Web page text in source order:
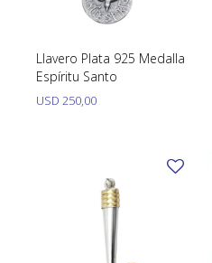
Llavero Plata 925 Medalla
Espíritu Santo
USD 250,00